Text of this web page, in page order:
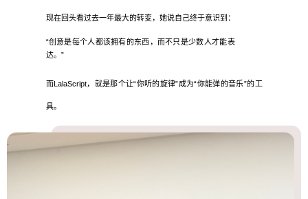
现在回头看过去一年最大的转变，她说自己终于意识到：
“创意是每个人都该拥有的东西，而不只是少数人才能表
达。”
而LalaScript，就是那个让“你听的旋律”成为“你能弹的音乐”的工
具。